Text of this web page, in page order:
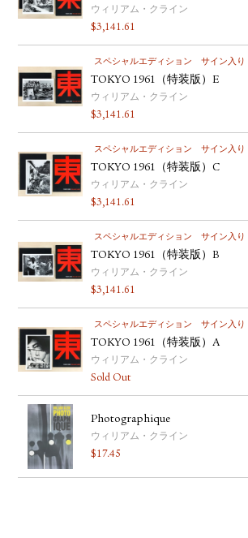
ウィリアム・クライン
$3,141.61
スペシャルエディション サイン入り
TOKYO 1961（特装版）E
ウィリアム・クライン
$3,141.61
スペシャルエディション サイン入り
TOKYO 1961（特装版）C
ウィリアム・クライン
$3,141.61
スペシャルエディション サイン入り
TOKYO 1961（特装版）B
ウィリアム・クライン
$3,141.61
スペシャルエディション サイン入り
TOKYO 1961（特装版）A
ウィリアム・クライン
Sold Out
Photographique
ウィリアム・クライン
$17.45